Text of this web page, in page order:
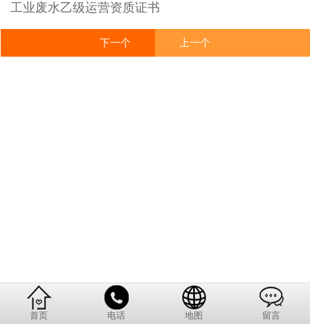
工业废水乙级运营资质证书
上一个
下一个
首页 电话 地图 留言